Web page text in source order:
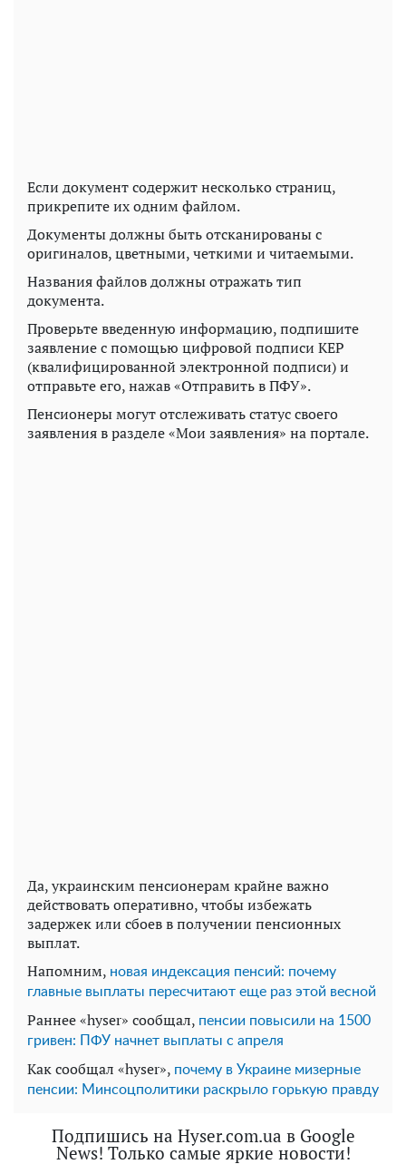
Если документ содержит несколько страниц,
прикрепите их одним файлом.
Документы должны быть отсканированы с
оригиналов, цветными, четкими и читаемыми.
Названия файлов должны отражать тип
документа.
Проверьте введенную информацию, подпишите
заявление с помощью цифровой подписи KEP
(квалифицированной электронной подписи) и
отправьте его, нажав «Отправить в ПФУ».
Пенсионеры могут отслеживать статус своего
заявления в разделе «Мои заявления» на портале.
Да, украинским пенсионерам крайне важно
действовать оперативно, чтобы избежать
задержек или сбоев в получении пенсионных
выплат.
Напомним, новая индексация пенсий: почему
главные выплаты пересчитают еще раз этой весной
Раннее «hyser» сообщал, пенсии повысили на 1500
гривен: ПФУ начнет выплаты с апреля
Как сообщал «hyser», почему в Украине мизерные
пенсии: Минсоцполитики раскрыло горькую правду
Подпишись на Hyser.com.ua в Google
News! Только самые яркие новости!